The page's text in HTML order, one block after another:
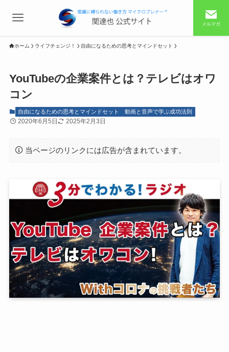
メルマガ
ホーム ライフチェンジ！ 自由になるための思考とマインドセット
YouTubeの企業案件とは？テレビはオワ
コン
自由になるための思考とマインドセット 動画と音声で学ぶ成功法則
2020年6月5日 2025年2月3日
当ページのリンクには広告が含まれています。